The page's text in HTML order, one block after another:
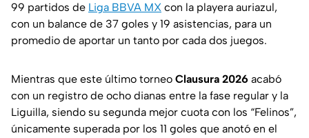
99 partidos de Liga BBVA MX con la playera auriazul,
con un balance de 37 goles y 19 asistencias, para un
promedio de aportar un tanto por cada dos juegos.
Mientras que este último torneo Clausura 2026 acabó
con un registro de ocho dianas entre la fase regular y la
Liguilla, siendo su segunda mejor cuota con los “Felinos”,
únicamente superada por los 11 goles que anotó en el